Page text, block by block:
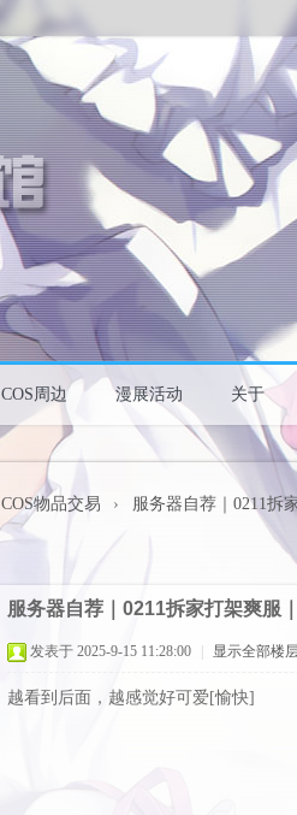
COS周边 漫展活动 关于
COS物品交易 › 服务器自荐｜0211拆
服务器自荐｜0211拆家打架爽服
发表于 2025-9-15 11:28:00 显示全部楼
越看到后面，越感觉好可爱[愉快]